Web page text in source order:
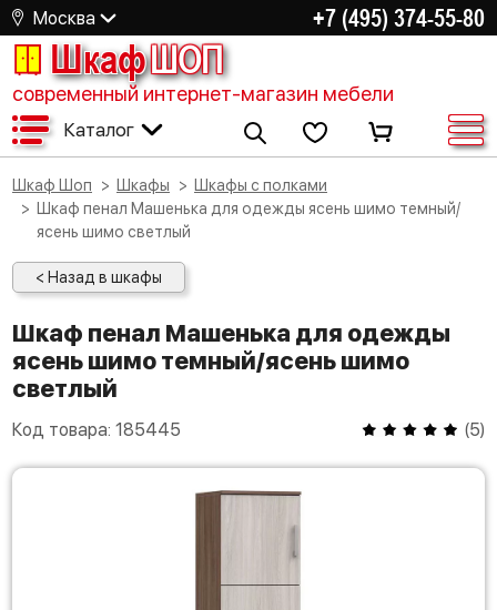
Москва +7 (495) 374-55-80
ШкафШОП
современный интернет-магазин мебели
Каталог
Шкаф Шоп Шкафы
Шкафы с полками
Шкаф пенал Машенька для одежды ясень шимо темный/
ясень шимо светлый
< Назад в шкафы
Шкаф пенал Машенька для одежды
ясень шимо темный/ясень шимо
светлый
Код товара: 185445 (5)